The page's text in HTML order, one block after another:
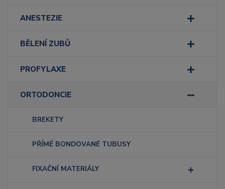
ANESTEZIE
BĚLENÍ ZUBŮ
PROFYLAXE
ORTODONCIE
BREKETY
PŘÍMÉ BONDOVANÉ TUBUSY
FIXAČNÍ MATERIÁLY